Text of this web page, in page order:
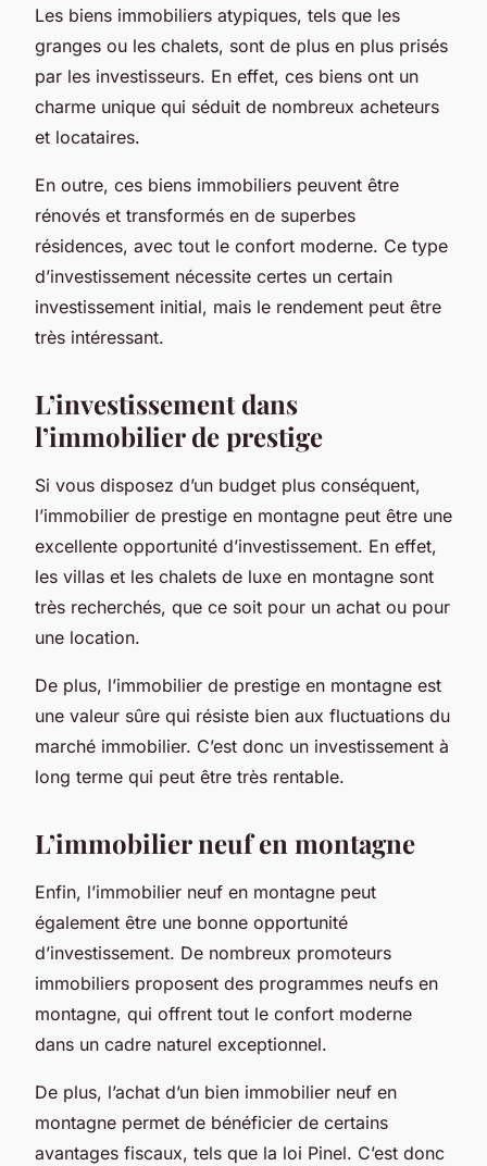
Les biens immobiliers atypiques, tels que les
granges ou les chalets, sont de plus en plus prisés
par les investisseurs. En effet, ces biens ont un
charme unique qui séduit de nombreux acheteurs
et locataires.
En outre, ces biens immobiliers peuvent être
rénovés et transformés en de superbes
résidences, avec tout le confort moderne. Ce type
d’investissement nécessite certes un certain
investissement initial, mais le rendement peut être
très intéressant.
L’investissement dans
l’immobilier de prestige
Si vous disposez d’un budget plus conséquent,
l’immobilier de prestige en montagne peut être une
excellente opportunité d’investissement. En effet,
les villas et les chalets de luxe en montagne sont
très recherchés, que ce soit pour un achat ou pour
une location.
De plus, l’immobilier de prestige en montagne est
une valeur sûre qui résiste bien aux fluctuations du
marché immobilier. C’est donc un investissement à
long terme qui peut être très rentable.
L’immobilier neuf en montagne
Enfin, l’immobilier neuf en montagne peut
également être une bonne opportunité
d’investissement. De nombreux promoteurs
immobiliers proposent des programmes neufs en
montagne, qui offrent tout le confort moderne
dans un cadre naturel exceptionnel.
De plus, l’achat d’un bien immobilier neuf en
montagne permet de bénéficier de certains
avantages fiscaux, tels que la loi Pinel. C’est donc